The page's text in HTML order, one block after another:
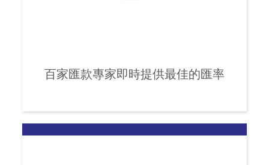
百家匯款專家即時提供最佳的匯率